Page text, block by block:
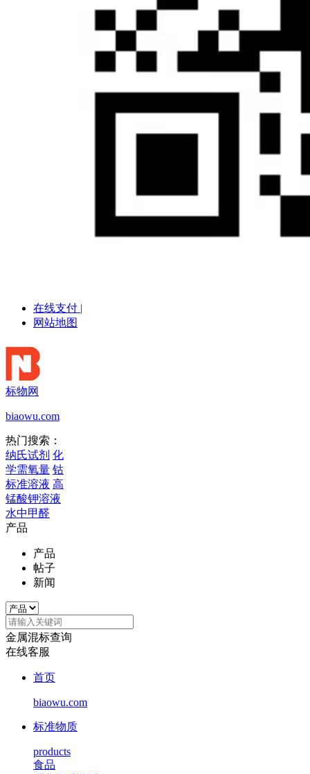
在线支付 |
网站地图
标物网
biaowu.com
热门搜索：
纳氏试剂 化
学需氧量 钴
标准溶液 高
锰酸钾溶液
水中甲醛
产品
产品
帖子
新闻
金属混标查询
在线客服
首页
biaowu.com
标准物质
products
食品